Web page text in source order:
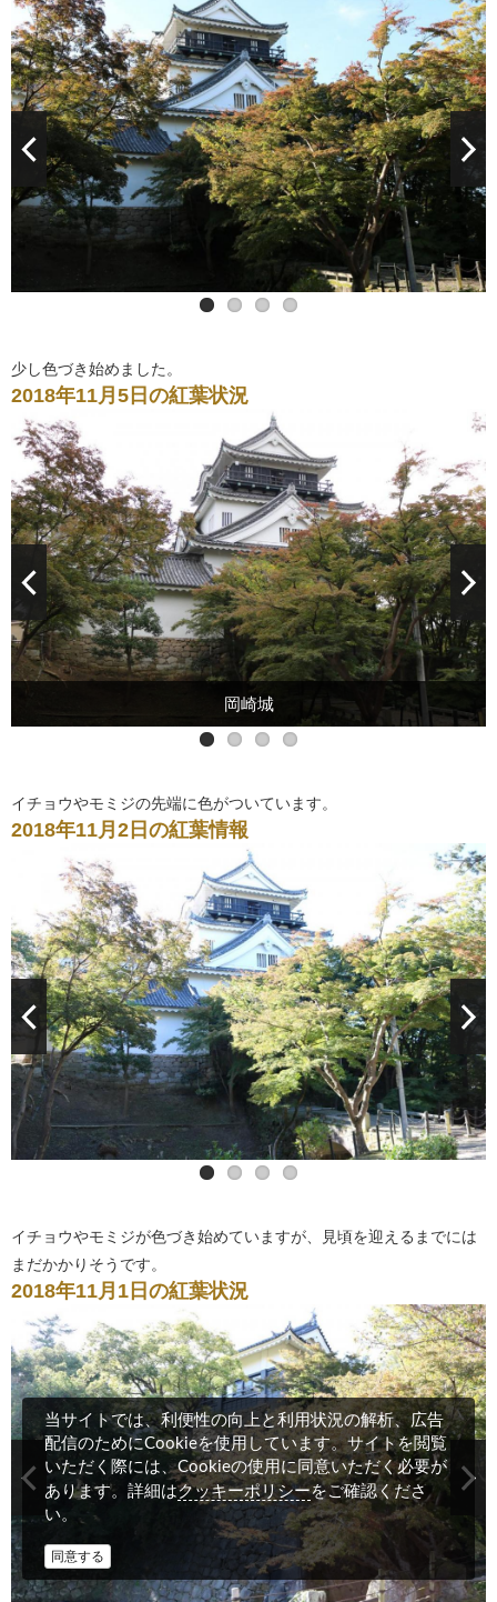
少し色づき始めました。
2018年11月5日の紅葉状況
岡崎城
城南亭
巽閣を龍城堀から撮影
能楽堂
イチョウやモミジの先端に色がついています。
2018年11月2日の紅葉情報
イチョウやモミジが色づき始めていますが、見頃を迎えるまでには
まだかかりそうです。
2018年11月1日の紅葉状況
当サイトでは、利便性の向上と利用状況の解析、広告
配信のためにCookieを使用しています。サイトを閲覧
いただく際には、Cookieの使用に同意いただく必要が
あります。詳細はクッキーポリシーをご確認くださ
い。
同意する